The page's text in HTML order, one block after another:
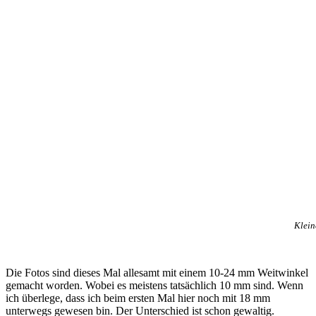
Die Fotos sind dieses Mal allesamt mit einem 10-24 mm Weitwinkel
gemacht worden. Wobei es meistens tatsächlich 10 mm sind. Wenn
ich überlege, dass ich beim ersten Mal hier noch mit 18 mm
unterwegs gewesen bin. Der Unterschied ist schon gewaltig.